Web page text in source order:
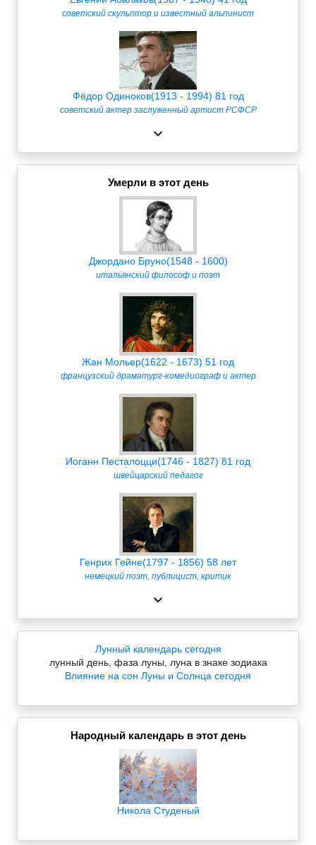
советский скульптор и известный альпинист
Фёдор Одиноков(1913 - 1994) 81 год
советский актер заслуженный артист РСФСР
Умерли в этот день
Джордано Бруно(1548 - 1600)
итальянский философ и поэт
Жан Мольер(1622 - 1673) 51 год
французский драматург-комедиограф и актер
Иоганн Песталоцци(1746 - 1827) 81 год
швейцарский педагог
Генрих Гейне(1797 - 1856) 58 лет
немецкий поэт, публицист, критик
Лунный календарь сегодня
лунный день, фаза луны, луна в знаке зодиака
Влияние на сон Луны и Солнца сегодня
Народный календарь в этот день
Никола Студеный